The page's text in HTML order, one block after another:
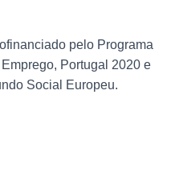
pelo Programa
Portugal 2020 e
Social Europeu.